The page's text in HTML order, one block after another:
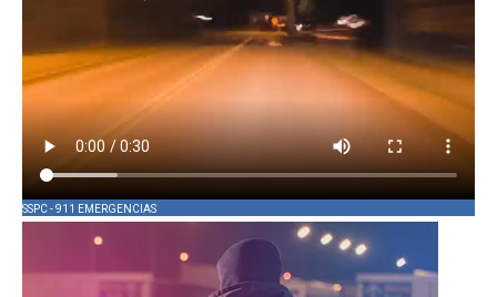
SSPC - 911 EMERGENCIAS